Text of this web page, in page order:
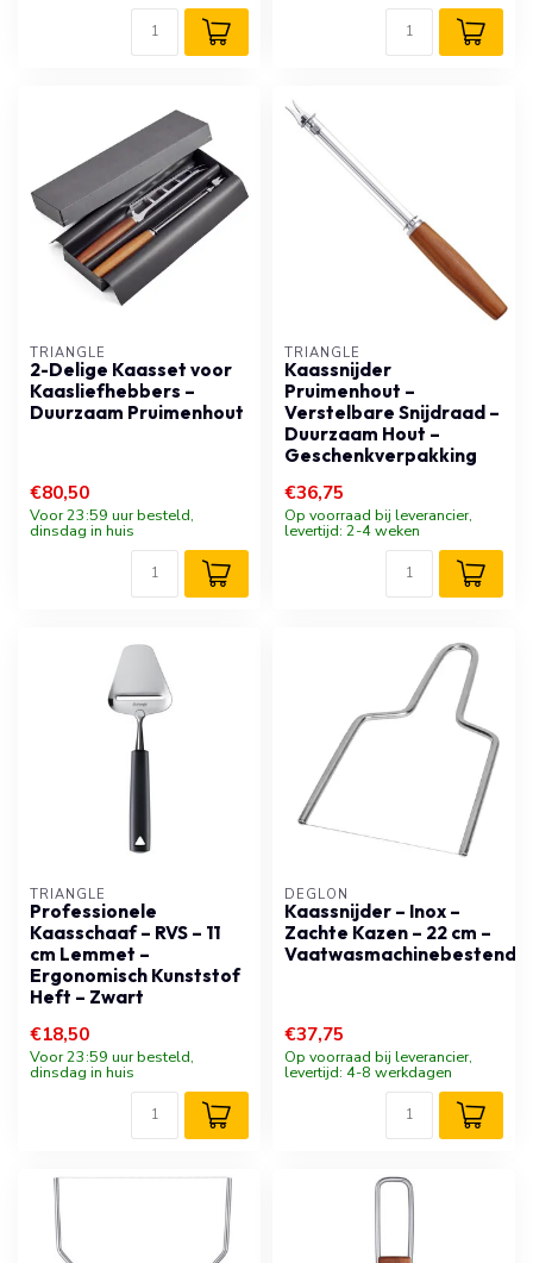
TRIANGLE
2-Delige Kaasset voor
Kaasliefhebbers –
Duurzaam Pruimenhout
€80,50
Voor 23:59 uur besteld,
dinsdag in huis
TRIANGLE
Kaassnijder
Pruimenhout –
Verstelbare Snijdraad –
Duurzaam Hout –
Geschenkverpakking
€36,75
Op voorraad bij leverancier,
levertijd: 2-4 weken
TRIANGLE
Professionele
Kaasschaaf – RVS – 11
cm Lemmet –
Ergonomisch Kunststof
Heft – Zwart
€18,50
Voor 23:59 uur besteld,
dinsdag in huis
DÉGLON
Kaassnijder – Inox –
Zachte Kazen – 22 cm –
Vaatwasmachinebestendig
€37,75
Op voorraad bij leverancier,
levertijd: 4-8 werkdagen